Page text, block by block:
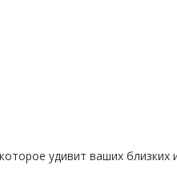
удивит ваших